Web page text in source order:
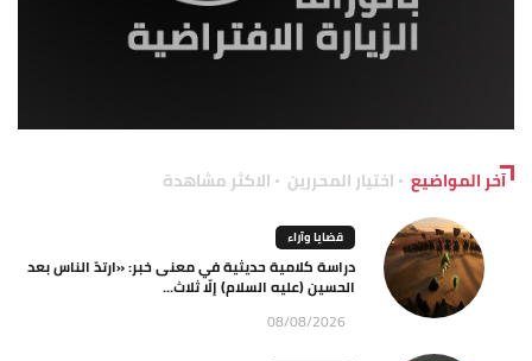
آخر المواضيع اختيار المحررين الاكثر مشاهدة
قضايا وآراء
دراسة كلامية حديثية في معنى خبر: «ارتدّ الناس بعد
الحسين (عليه السلام) إلّا ثلاث...
08/08/2026